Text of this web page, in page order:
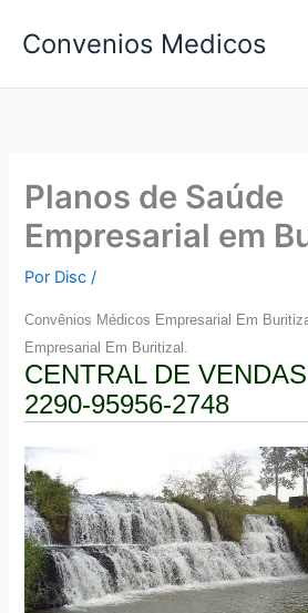
para
conteúdo
Convenios Medicos
Planos de Saúde
Empresarial em
Por Disc/
Convênios Médicos Empresarial Em
Empresarial Em Buritizal.
CENTRAL DE
2290-95956-2748